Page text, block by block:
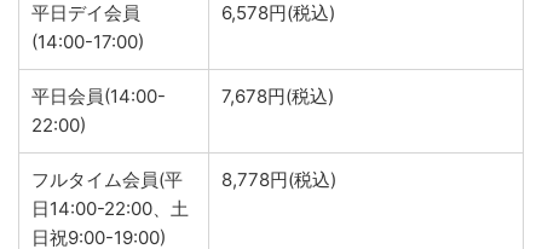
平日デイ会員
(14:00-17:00)
6,578円(税込)
平日会員(14:00-
22:00)
7,678円(税込)
フルタイム会員(平
日14:00-22:00、土
日祝9:00-19:00)
8,778円(税込)